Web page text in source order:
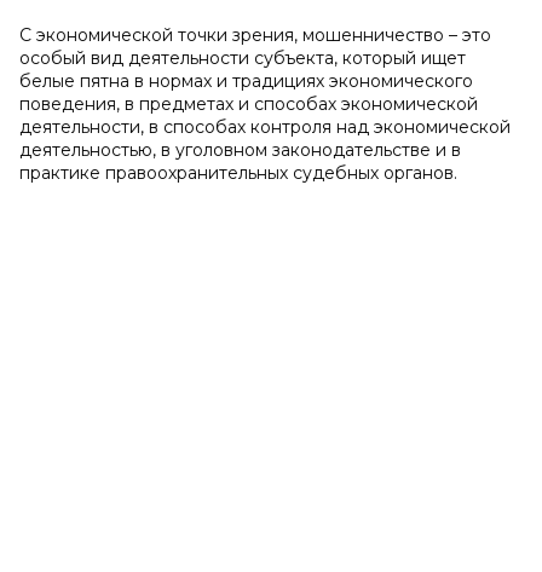
С экономической точки зрения, мошенничество – это
особый вид деятельности субъекта, который ищет
белые пятна в нормах и традициях экономического
поведения, в предметах и способах экономической
деятельности, в способах контроля над экономической
деятельностью, в уголовном законодательстве и в
практике правоохранительных судебных органов.